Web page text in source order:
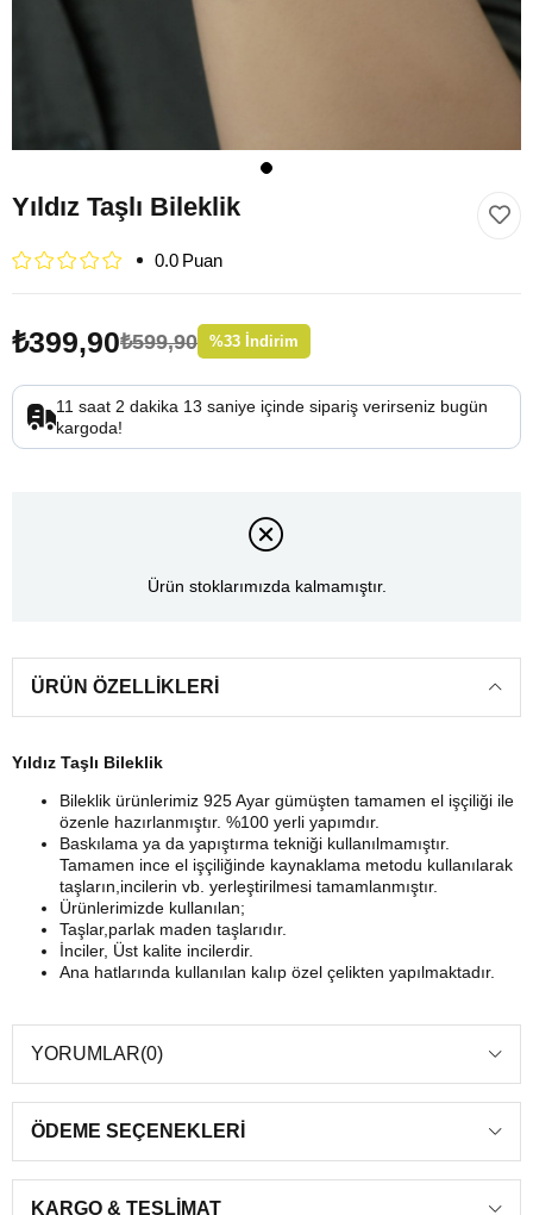
Yıldız Taşlı Bileklik
0.0
₺599,90
₺399,90 %33 İndirim
11 saat 2 dakika 12 saniye içinde sipariş verirseniz bugün
kargoda!
Ürün stoklarımızda kalmamıştır.
ÜRÜN ÖZELLIKLERI
Yıldız Taşlı Bileklik
Bileklik ürünlerimiz 925 Ayar gümüşten tamamen el işçiliği ile
özenle hazırlanmıştır. %100 yerli yapımdır.
Baskılama ya da yapıştırma tekniği kullanılmamıştır.
Tamamen ince el işçiliğinde kaynaklama metodu kullanılarak
taşların,incilerin vb. yerleştirilmesi tamamlanmıştır.
Ürünlerimizde kullanılan;
Taşlar,parlak maden taşlarıdır.
İnciler, Üst kalite incilerdir.
Ana hatlarında kullanılan kalıp özel çelikten yapılmaktadır.
YORUMLAR(0)
ÖDEME SEÇENEKLERI
KARGO & TESLIMAT